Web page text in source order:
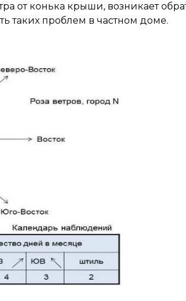
от конька крыши, возникает
таких проблем в частном доме.